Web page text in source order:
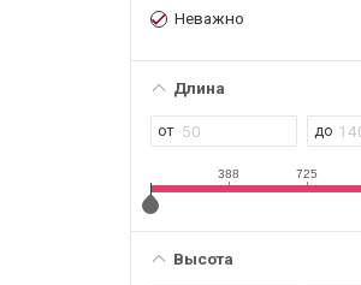
Неважно
Длина
388 725
Высота